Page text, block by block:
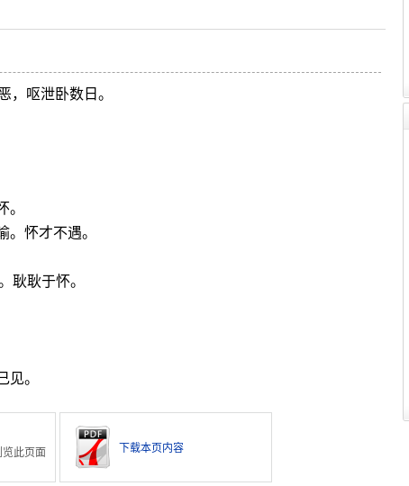
呕泄卧数日。
怀才不遇。
耿耿于怀。
。
此页面
下载本页内容